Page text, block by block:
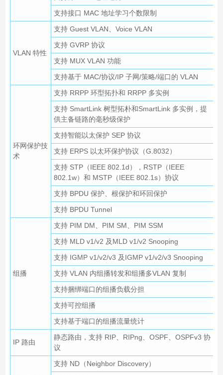
支持接口 MAC 地址学习个数限制
VLAN 特性
支持 Guest VLAN、Voice VLAN
支持 GVRP 协议
支持 MUX VLAN 功能
支持基于 MAC/协议/IP 子网/策略/端口的 VLAN
环网保护技
术
支持 RRPP 环型拓扑和 RRPP 多实例
支持 SmartLink 树型拓朴和SmartLink 多实例，提
供主备链路的毫秒级保护
支持智能以太保护 SEP 协议
支持 ERPS 以太环保护协议（G.8032）
支持 STP（IEEE 802.1d），RSTP（IEEE
802.1w）和 MSTP（IEEE 802.1s）协议
支持 BPDU 保护、根保护和环回保护
支持 BPDU Tunnel
组播
支持 PIM DM、PIM SM、PIM SSM
支持 MLD v1/v2 及MLD v1/v2 Snooping
支持 IGMP v1/v2/v3 及IGMP v1/v2/v3 Snooping
支持 VLAN 内组播转发和组播多VLAN 复制
支持捆绑端口的组播负载分担
支持可控组播
支持基于端口的组播流量统计
IP 路由
静态路由，支持 RIP、RIPng、OSPF、OSPFv3 协
议
支持 ND（Neighbor Discovery）